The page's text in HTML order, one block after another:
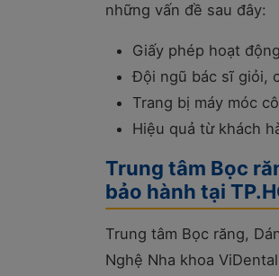
những vấn đề sau đây:
Giấy phép hoạt động
Đội ngũ bác sĩ giỏi,
Trang bị máy móc
Hiệu quả từ khách
Trung tâm Bọc
bảo hành tại
Trung tâm Bọc răng,
Nghệ Nha khoa